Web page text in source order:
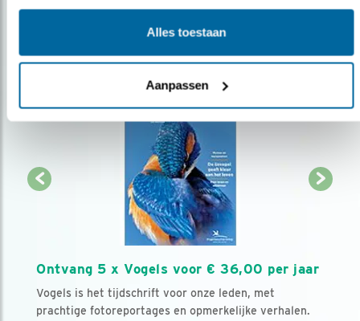
Alles toestaan
Aanpassen
Ontvang 5 x Vogels voor € 36,00 per jaar
Vogels is het tijdschrift voor onze leden, met
prachtige fotoreportages en opmerkelijke verhalen.